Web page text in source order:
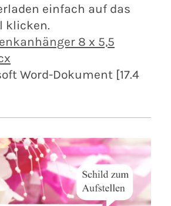
einfach auf das
klicken.
8 x 5,5
Word-Dokument [17.4